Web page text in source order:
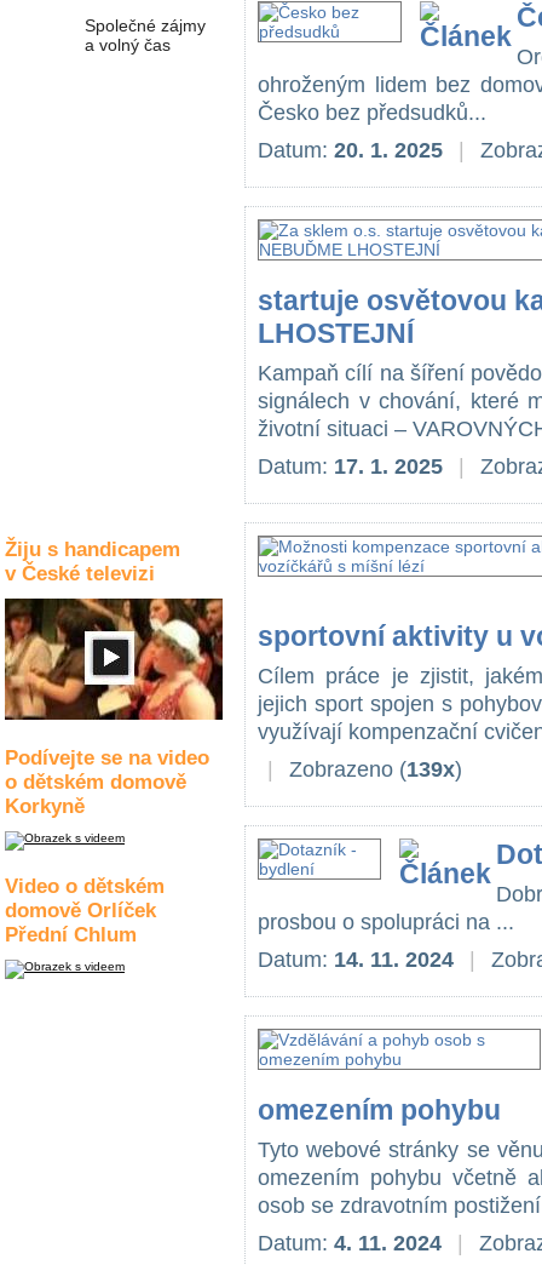
Společné zájmy
a volný čas
Žiju s handicapem
v České televizi
Podívejte se na video
o dětském domově
Korkyně
Video o dětském
domově Orlíček
Přední Chlum
ohroženým lidem bez
Česko bez předsudků...
Datum: 20. 1. 2025
startuje osvětovou
LHOSTEJNÍ
Kampaň cílí na šíření
signálech v chování, které
životní situaci –
Datum: 17. 1. 2025
sportovní aktivity u
Cílem práce je zjistit,
jejich sport spojen s
využívají kompenzační
Zobrazeno (139x)
prosbou o spolupráci na ...
Datum: 14. 11. 2024
omezením pohybu
Tyto webové stránky se
omezením pohybu včetně
osob se zdravotním
Datum: 4. 11. 2024